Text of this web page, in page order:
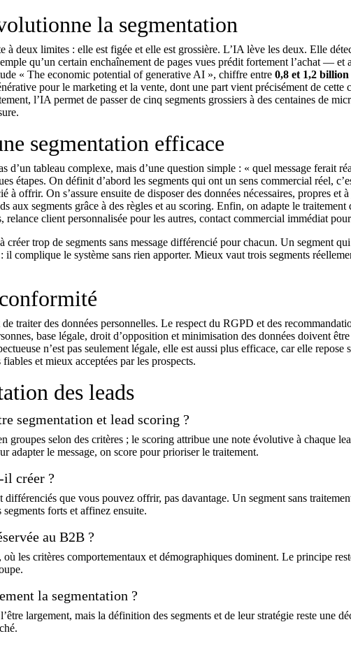
la segmentation
à deux limites : elle est figée et elle est grossière. L’IA lève les deux. Elle
qu’un certain enchaînement de pages vues prédit fortement l’achat — et
« The economic potential of generative AI », chiffre entre 0,8 et 1,2
pour le marketing et la vente, dont une part vient précisément de cette
l’IA permet de passer de cinq segments grossiers à des centaines de
segmentation efficace
d’un tableau complexe, mais d’une question simple : « quel message ferait
étapes. On définit d’abord les segments qui ont un sens commercial réel,
à offrir. On s’assure ensuite de disposer des données nécessaires, propres et
aux segments grâce à des règles et au scoring. Enfin, on adapte le traitement
relance client personnalisée pour les autres, contact commercial immédiat
créer trop de segments sans message différencié pour chacun. Un segment
il complique le système sans rien apporter. Mieux vaut trois segments
traiter des données personnelles. Le respect du RGPD et des
base légale, droit d’opposition et minimisation des données doivent
n’est pas seulement légale, elle est aussi plus efficace, car elle repose
et mieux acceptées par les prospects.
des leads
segmentation et lead scoring ?
groupes selon des critères ; le scoring attribue une note évolutive à chaque
adapter le message, on score pour prioriser le traitement.
il créer ?
différenciés que vous pouvez offrir, pas davantage. Un segment sans
forts et affinez ensuite.
au B2B ?
les critères comportementaux et démographiques dominent. Le principe
la segmentation ?
largement, mais la définition des segments et de leur stratégie reste une